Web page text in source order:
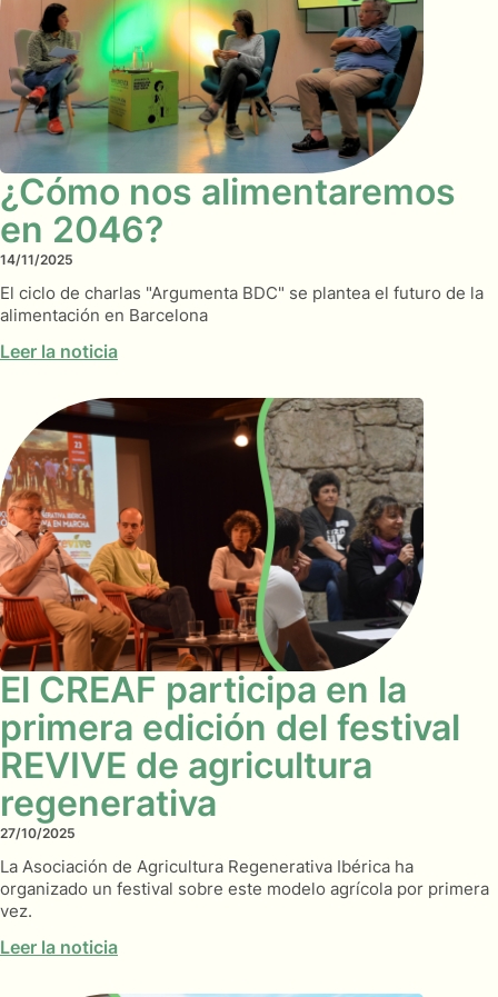
¿Cómo nos alimentaremos
en 2046?
14/11/2025
El ciclo de charlas "Argumenta BDC" se plantea el futuro de la
alimentación en Barcelona
Leer la noticia
El CREAF participa en la
primera edición del festival
REVIVE de agricultura
regenerativa
27/10/2025
La Asociación de Agricultura Regenerativa Ibérica ha
organizado un festival sobre este modelo agrícola por primera
vez.
Leer la noticia